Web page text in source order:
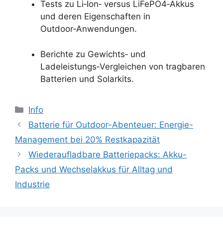
Tests zu Li‑Ion‑ versus LiFePO4‑Akkus
und deren Eigenschaften in
Outdoor‑Anwendungen.
Berichte zu Gewichts‑ und
Ladeleistungs‑Vergleichen von tragbaren
Batterien und Solarkits.
Categories
Info
Batterie für Outdoor-Abenteuer: Energie-
Management bei 20% Restkapazität
Wiederaufladbare Batteriepacks: Akku-
Packs und Wechselakkus für Alltag und
Industrie